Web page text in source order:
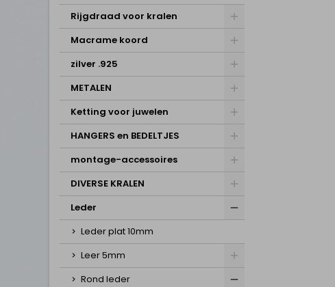
Rijgdraad voor kralen
Macrame koord
zilver .925
METALEN
Ketting voor juwelen
HANGERS en BEDELTJES
montage-accessoires
DIVERSE KRALEN
Leder
Leder plat 10mm
Leer 5mm
Rond leder